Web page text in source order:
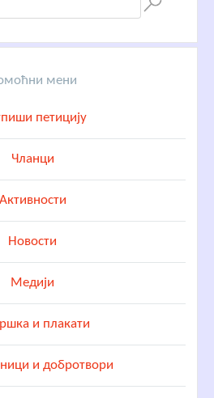
мени
петицију
Чланци
Активности
Новости
Медији
и плакати
и добротвори